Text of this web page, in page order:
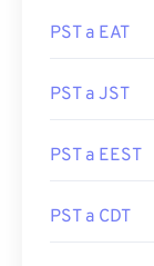
PST a EAT
PST a JST
PST a EEST
PST a CDT